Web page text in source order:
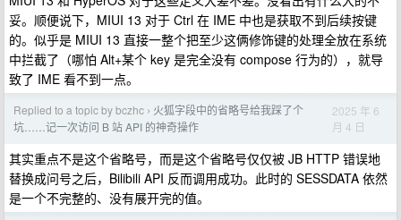
妥。顺便说下，MIUI 13 对于 Ctrl 在 IME 中也是获取不到后续按键
的。似乎是 MIUI 13 直接一整个把至少这俩修饰键的处理全放在系统
中拦截了（哪怕 Alt+某个 key 是完全没有 compose 行为的），就导
致了 IME 看不到一点。
Replied to a topic by bczhc › 火狐字段中的省略号给我踩了个
坑……记一次访问 B 站 API 的神奇操作
2025 年 6
月 4 日
其实重点不是这个省略号，而是这个省略号仅仅被 JB HTTP 错误地
替换成问号之后，Bilibili API 反而调用成功。此时的 SESSDATA 依然
是一个不完整的、没有展开完的值。